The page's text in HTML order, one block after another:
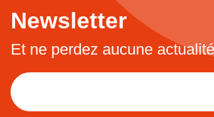
Newsletter
Et ne perdez aucune